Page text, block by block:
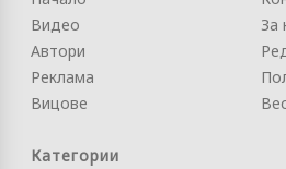
Видео
Автори
Реклама
Вицове
За
Категории